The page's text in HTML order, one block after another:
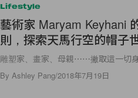
Lifestyle
藝術家 Maryam Keyhani
則，探索天馬行空的帽子
雕塑家、畫家、母親⋯⋯撇取這一切
By Ashley Pang/2018年7月19日